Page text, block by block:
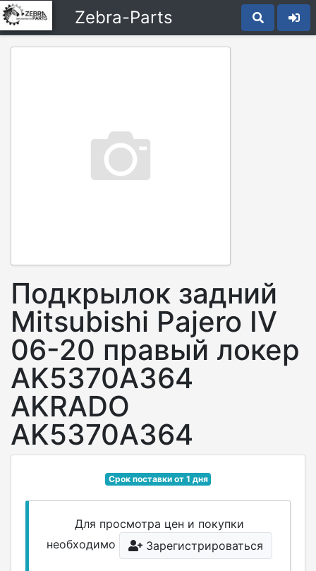
Zebra-Parts
Подкрылок задний
Mitsubishi Pajero IV
06-20 правый локер
AK5370A364
AKRADO
AK5370A364
Срок поставки от 1 дня
Для просмотра цен и покупки
необходимо
Зарегистрироваться